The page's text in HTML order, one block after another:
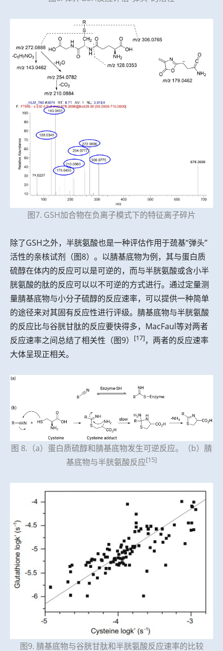
图7. GSH加合物在负离子模式下的特征离子碎片
除了GSH之外，半胱氨酸也是一种评估作用于巯基“弹头”
活性的亲核试剂（图8）。以腈基底物为例，其与蛋白质
硫醇在体内的反应可以是可逆的，而与半胱氨酸或含小半
胱氨酸的肽的反应可以以不可逆的方式进行。通过定量测
量腈基底物与小分子硫醇的反应速率，可以提供一种简单
的途径来对其固有反应性进行评级。腈基底物与半胱氨酸
的反应比与谷胱甘肽的反应要快得多，MacFaul等对两者
反应速率之间总结了相关性（图9）
[17]，两者的反应速率
大体呈现正相关。
图 8.（a）蛋白质硫醇和腈基底物发生可逆反应。（b）腈
基底物与半胱氨酸反应[15]
图9. 腈基底物与谷胱甘肽和半胱氨酸反应速率的比较